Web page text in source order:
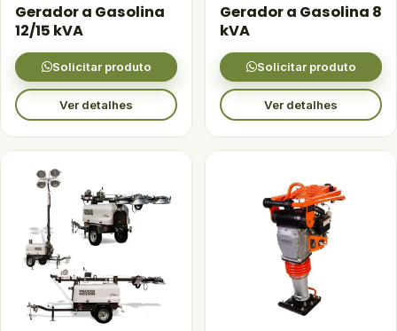
Gerador a Gasolina
12/15 kVA
Solicitar produto
Ver detalhes
Gerador a Gasolina 8
kVA
Solicitar produto
Ver detalhes